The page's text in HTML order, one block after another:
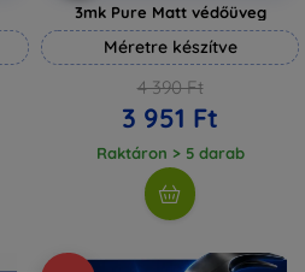
3mk Pure Matt védőüveg
Méretre készítve
4 390 Ft
3 951 Ft
Raktáron > 5 darab